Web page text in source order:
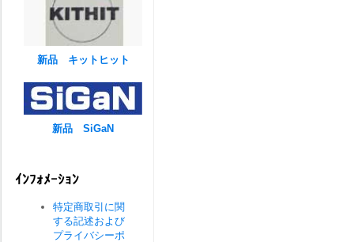
新品 キットヒット
新品 SiGaN
ｲﾝﾌｫﾒｰｼｮﾝ
特定商取引に関
する記述および
プライバシーポ